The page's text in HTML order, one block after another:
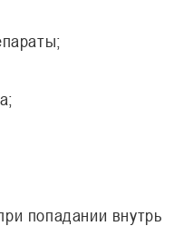
попадании внутрь